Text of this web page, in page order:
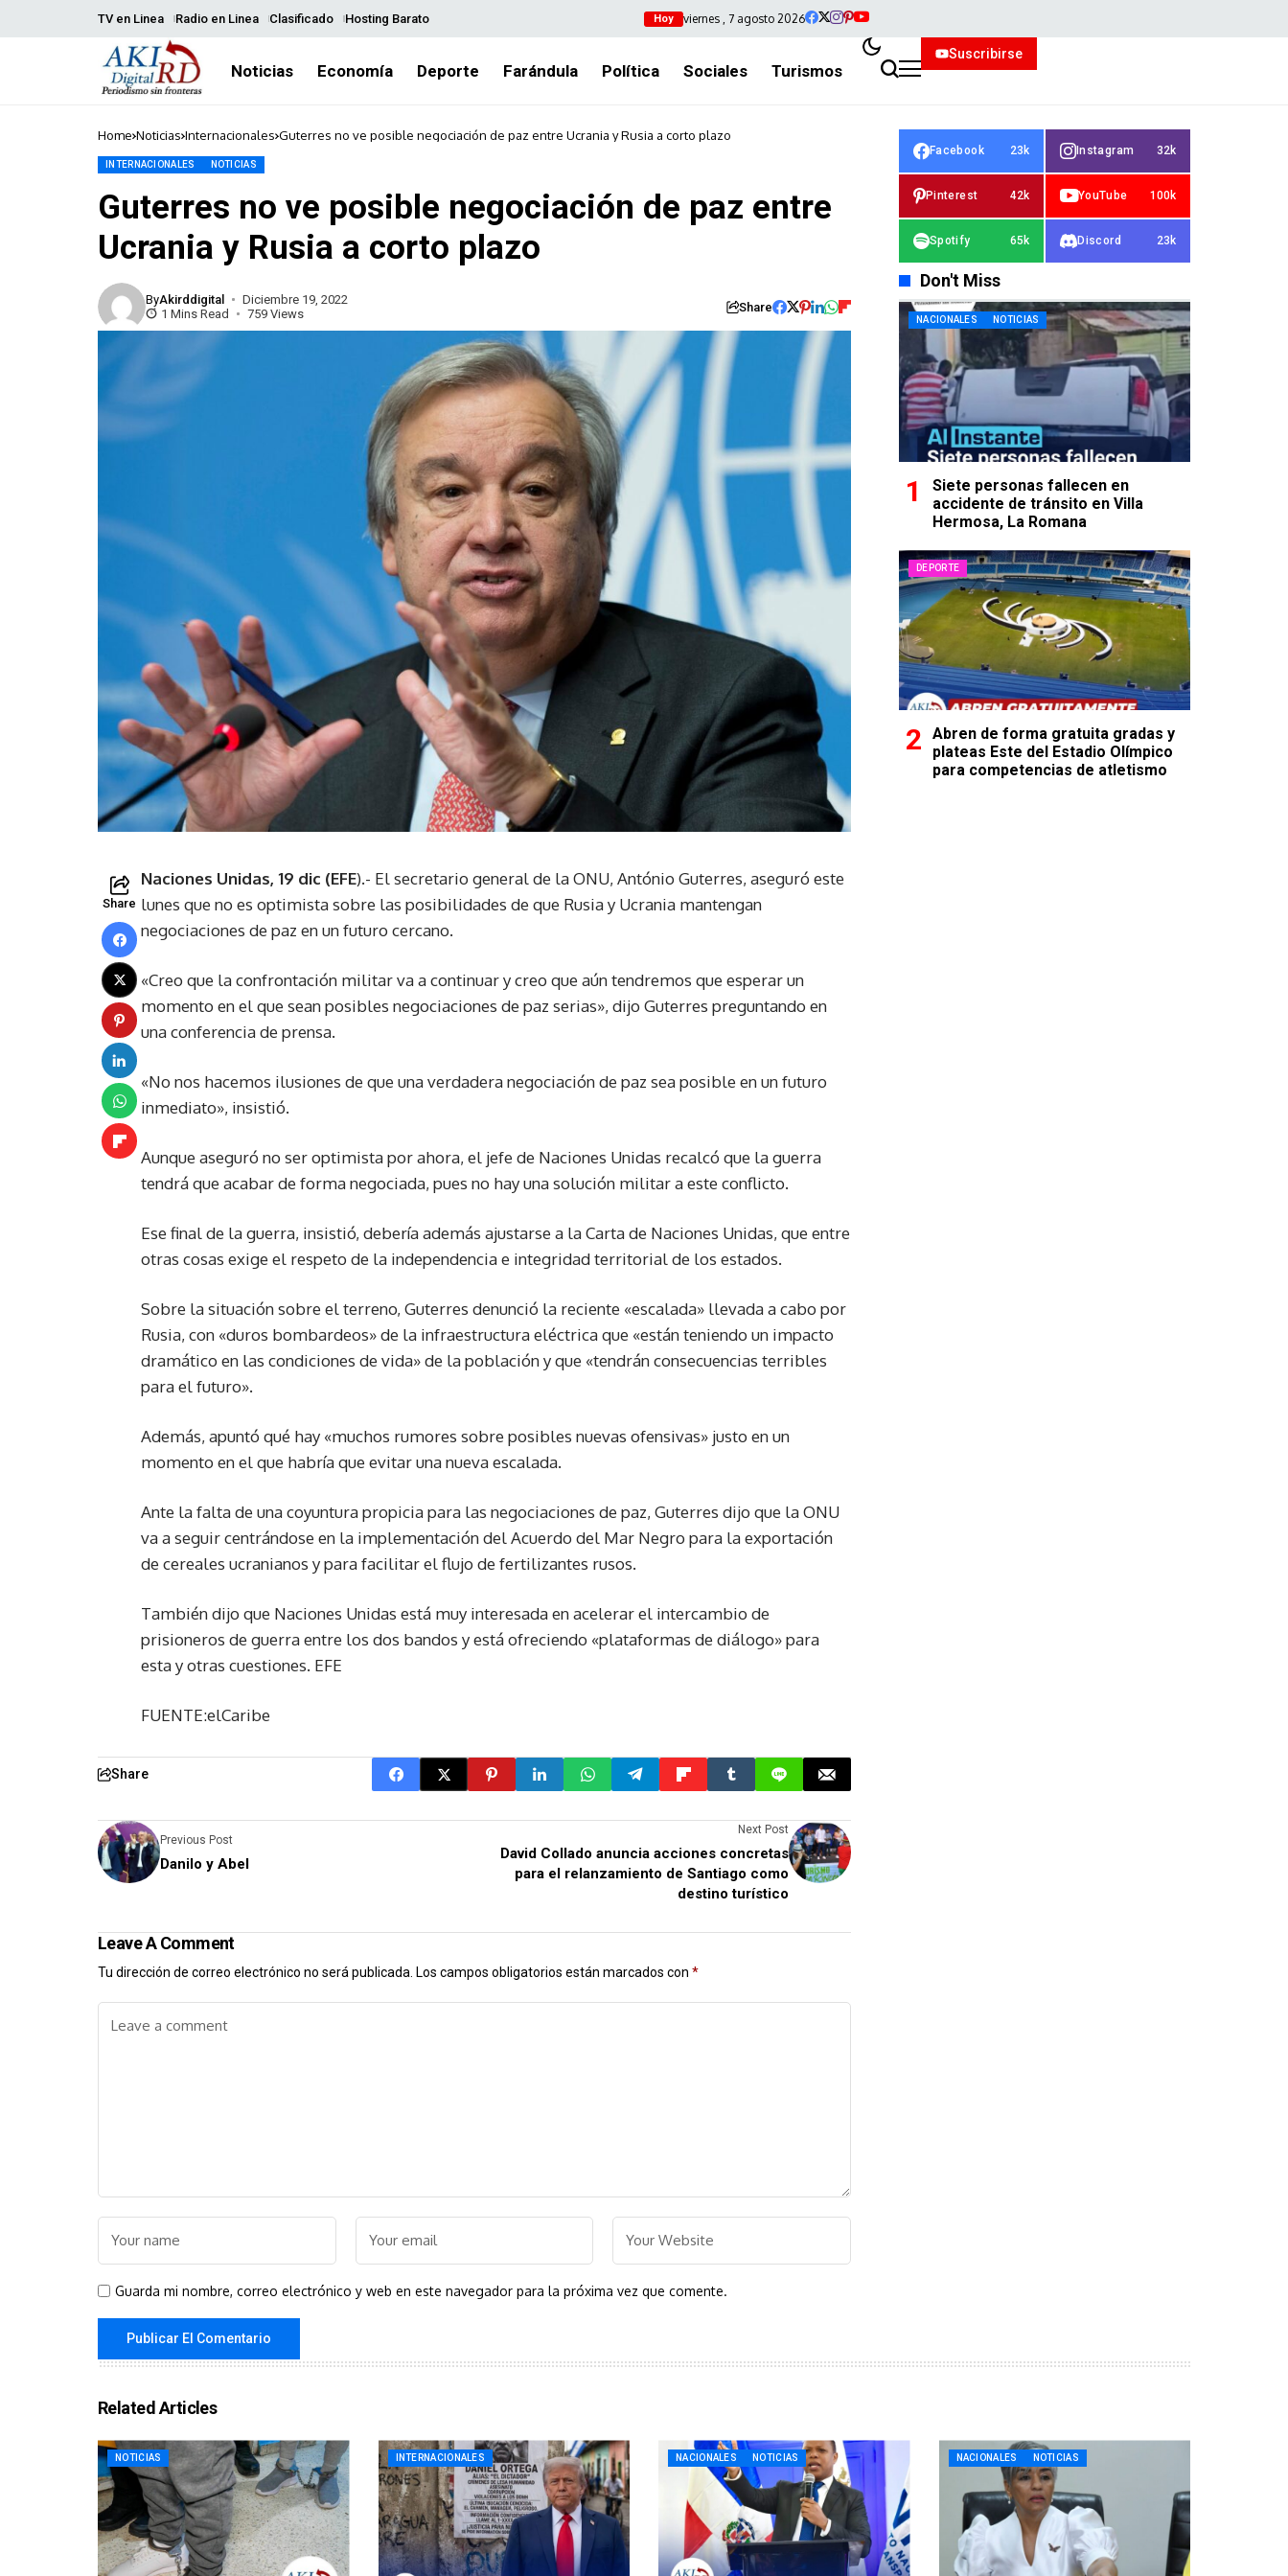
TV en Linea Radio en Linea Clasificado Hosting Barato Hoy viernes , 7 agosto 2026
Noticias Economía Deporte Farándula Política Sociales Turismos
Suscribirse
Home Noticias Internacionales Guterres no ve posible negociación de paz entre Ucrania y Rusia a corto plazo
INTERNACIONALES NOTICIAS
Guterres no ve posible negociación de paz entre
Ucrania y Rusia a corto plazo
ByAkirddigital
Diciembre 19, 2022
1 Mins Read
759 Views Share
Share
Naciones Unidas, 19 dic (EFE).- El secretario general de la ONU, António Guterres, aseguró este
lunes que no es optimista sobre las posibilidades de que Rusia y Ucrania mantengan
negociaciones de paz en un futuro cercano.
«Creo que la confrontación militar va a continuar y creo que aún tendremos que esperar un
momento en el que sean posibles negociaciones de paz serias», dijo Guterres preguntando en
una conferencia de prensa.
«No nos hacemos ilusiones de que una verdadera negociación de paz sea posible en un futuro
inmediato», insistió.
Aunque aseguró no ser optimista por ahora, el jefe de Naciones Unidas recalcó que la guerra
tendrá que acabar de forma negociada, pues no hay una solución militar a este conflicto.
Ese final de la guerra, insistió, debería además ajustarse a la Carta de Naciones Unidas, que entre
otras cosas exige el respeto de la independencia e integridad territorial de los estados.
Sobre la situación sobre el terreno, Guterres denunció la reciente «escalada» llevada a cabo por
Rusia, con «duros bombardeos» de la infraestructura eléctrica que «están teniendo un impacto
dramático en las condiciones de vida» de la población y que «tendrán consecuencias terribles
para el futuro».
Además, apuntó qué hay «muchos rumores sobre posibles nuevas ofensivas» justo en un
momento en el que habría que evitar una nueva escalada.
Ante la falta de una coyuntura propicia para las negociaciones de paz, Guterres dijo que la ONU
va a seguir centrándose en la implementación del Acuerdo del Mar Negro para la exportación
de cereales ucranianos y para facilitar el flujo de fertilizantes rusos.
También dijo que Naciones Unidas está muy interesada en acelerar el intercambio de
prisioneros de guerra entre los dos bandos y está ofreciendo «plataformas de diálogo» para
esta y otras cuestiones. EFE
FUENTE:elCaribe
Share
Previous Post
Danilo y Abel
Next Post
David Collado anuncia acciones concretas
para el relanzamiento de Santiago como
destino turístico
Leave A Comment
Tu dirección de correo electrónico no será publicada. Los campos obligatorios están marcados con *
Guarda mi nombre, correo electrónico y web en este navegador para la próxima vez que comente.
Facebook 23k Instagram 32k
Pinterest 42k YouTube 100k
Spotify 65k Discord 23k
Don't Miss
NACIONALES NOTICIAS
Siete personas fallecen en
accidente de tránsito en Villa
Hermosa, La Romana
DEPORTE
Abren de forma gratuita gradas y
plateas Este del Estadio Olímpico
para competencias de atletismo
Related Articles
NOTICIAS INTERNACIONALES NACIONALES NOTICIAS NACIONALES NOTICIAS